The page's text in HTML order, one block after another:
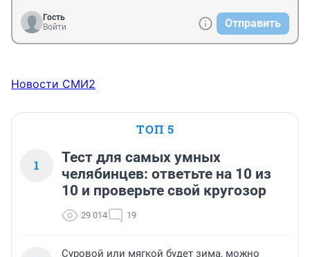
Гость
Войти
Отправить
Новости СМИ2
ТОП 5
1
Тест для самых умных
челябинцев: ответьте на 10 из
10 и проверьте свой кругозор
29 014 19
Суровой или мягкой будет зима, можно